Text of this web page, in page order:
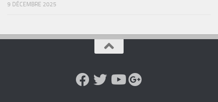
9 DÉCEMBRE 2025